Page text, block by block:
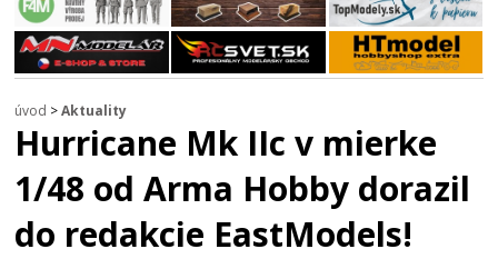
úvod >Aktuality
Hurricane Mk IIc v mierke
1/48 od Arma Hobby dorazil
do redakcie EastModels!